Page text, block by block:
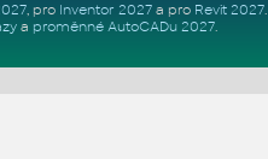
, pro Inventor 2027a pro Revit 2027.
a proměnné AutoCADu 2027.